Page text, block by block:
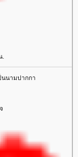
.
นามปากกา